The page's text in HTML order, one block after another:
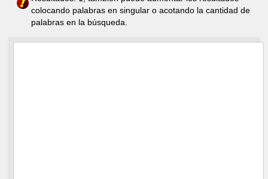
colocando palabras en singular o acotando la cantidad de
palabras en la búsqueda.